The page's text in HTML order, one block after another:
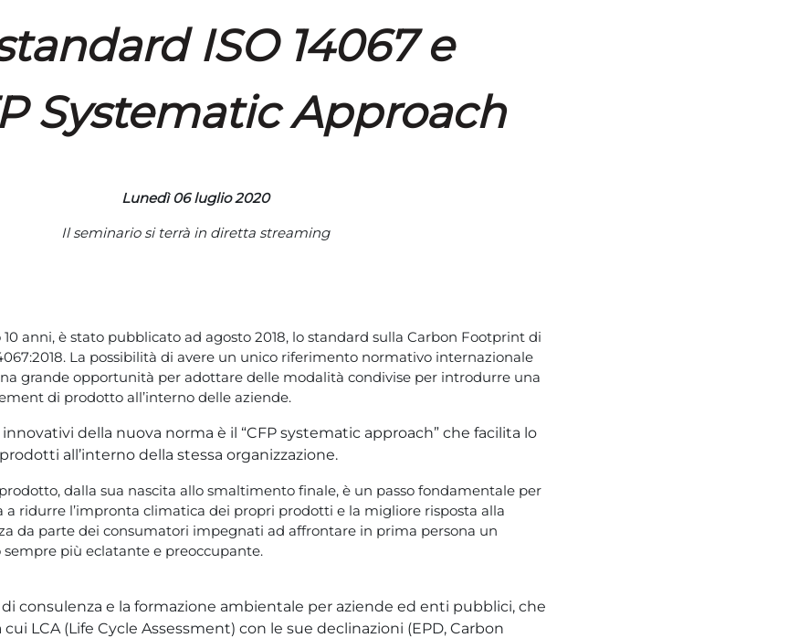
ISO 14067 e
Systematic Approach
Lunedì 06 luglio 2020
Il seminario si terrà in diretta streaming
anni, è stato pubblicato ad agosto 2018, lo standard sulla Carbon Footprint di
La possibilità di avere un unico riferimento normativo internazionale
grande opportunità per adottare delle modalità condivise per introdurre una
di prodotto all’interno delle aziende.
della nuova norma è il “CFP systematic approach” che facilita lo
all’interno della stessa organizzazione.
dalla sua nascita allo smaltimento finale, è un passo fondamentale per
a ridurre l’impronta climatica dei propri prodotti e la migliore risposta alla
da parte dei consumatori impegnati ad affrontare in prima persona un
più eclatante e preoccupante.
consulenza e la formazione ambientale per aziende ed enti pubblici, che
LCA (Life Cycle Assessment) con le sue declinazioni (EPD, Carbon